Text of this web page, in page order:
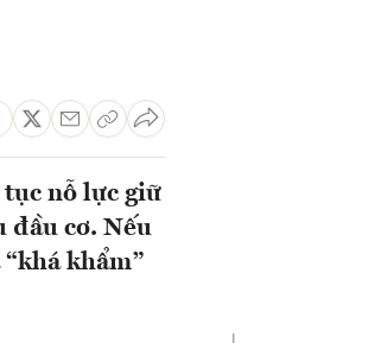
tục nỗ lực giữ
đầu cơ. Nếu
khẩm”